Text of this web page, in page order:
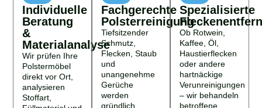
Individuelle
Beratung
&
Materialanalyse
Wir prüfen Ihre
Polstermöbel
direkt vor Ort,
analysieren
Stoffart,
Füllmaterial und
Fachgerechte
Polsterreinigung
Tiefsitzender
Schmutz,
Flecken, Staub
und
unangenehme
Gerüche
werden
gründlich
Spezialisierte
Ob Rotwein,
Kaffee, Öl,
Haustierflecken
oder andere
hartnäckige
Verunreinigungen
– wir behandeln
betroffene